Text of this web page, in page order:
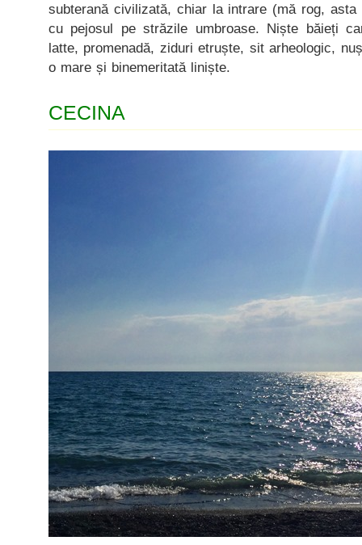
subterană civilizată, chiar la intrare (mă rog,
cu pejosul pe străzile umbroase. Niște băieți
latte, promenadă, ziduri etruște, sit arheologic,
o mare și binemeritată liniște.
CECINA